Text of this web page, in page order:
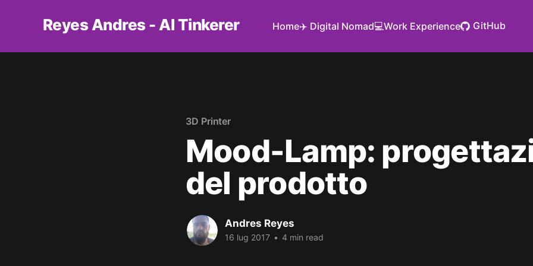
Reyes Andres - AI Tinkerer Home✈️ Digital Nomad💻Work Experience GitHub
3D Printer
Mood-Lamp:
del prodotto
Andres Reyes
16 lug 2017 • 4 min read